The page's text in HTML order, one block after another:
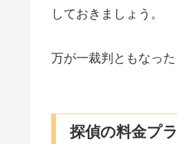
しておきましょう。
万が一裁判ともなっ
探偵の料金プ